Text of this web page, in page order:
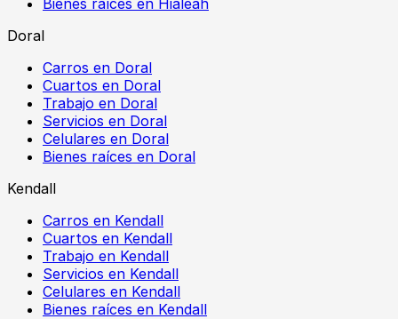
Doral
Carros en Doral
Cuartos en Doral
Trabajo en Doral
Servicios en Doral
Celulares en Doral
Bienes raíces en Doral
Kendall
Carros en Kendall
Cuartos en Kendall
Trabajo en Kendall
Servicios en Kendall
Celulares en Kendall
Bienes raíces en Kendall